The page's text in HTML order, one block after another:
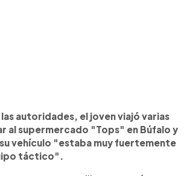
autoridades, el joven viajó varias
al supermercado "Tops" en Búfalo y
vehículo "estaba muy fuertemente
táctico".